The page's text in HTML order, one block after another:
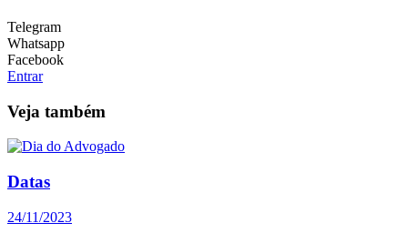
Telegram
Whatsapp
Facebook
Entrar
Veja também
Datas
24/11/2023